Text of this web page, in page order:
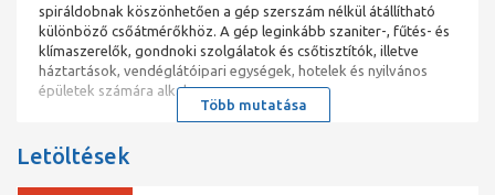
spiráldobnak köszönhetően a gép szerszám nélkül átállítható
különböző csőátmérőkhöz. A gép leginkább szaniter-, fűtés- és
klímaszerelők, gondnoki szolgálatok és csőtisztítók, illetve
háztartások, vendéglátóipari egységek, hotelek és nyilvános
épületek számára alkalmas.
Textil, papír, cellulóz vagy konyhai hulladék eredetű dugulások
egyszerű átszúrásához vagy átfúrásához Egyszerű mintavétel a
megfelelő szerszám kiválasztásához
Több mutatása
Letöltések